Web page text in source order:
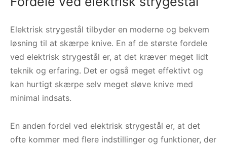
Elektrisk strygestål tilbyder en moderne og bekvem
løsning til at skærpe knive. En af de største fordele
ved elektrisk strygestål er, at det kræver meget lidt
teknik og erfaring. Det er også meget effektivt og
kan hurtigt skærpe selv meget sløve knive med
minimal indsats.
En anden fordel ved elektrisk strygestål er, at det
ofte kommer med flere indstillinger og funktioner, der